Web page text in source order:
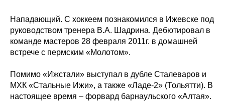
Нападающий. С хоккеем познакомился в Ижевске под
руководством тренера В.А. Шадрина. Дебютировал в
команде мастеров 28 февраля 2011г. в домашней
встрече с пермским «Молотом».
Помимо «Ижстали» выступал в дубле Сталеваров и
МХК «Стальные Ижи», а также «Ладе-2» (Тольятти). В
настоящее время – форвард барнаульского «Алтая».
ХК«Ижсталь»
Состав команды
Тренерский штаб
НМХК«Прогресс»
Тренерский штаб
Календарь МХЛ
Состав команды
Спортивная школа
по хоккею
Сайт
Медиа
Видео
Фото